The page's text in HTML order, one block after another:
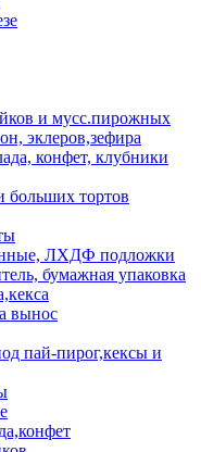
и мусс.пирожных
эклеров,зефира
конфет, клубники
больших тортов
ЛХДФ подложки
бумажная упаковка
вынос
пай-пирог,кексы и